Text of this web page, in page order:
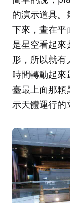
的演示道具
下來，畫在
是星空看起
形，所以就
時間轉動起來
臺最上面那顆
示天體運行的